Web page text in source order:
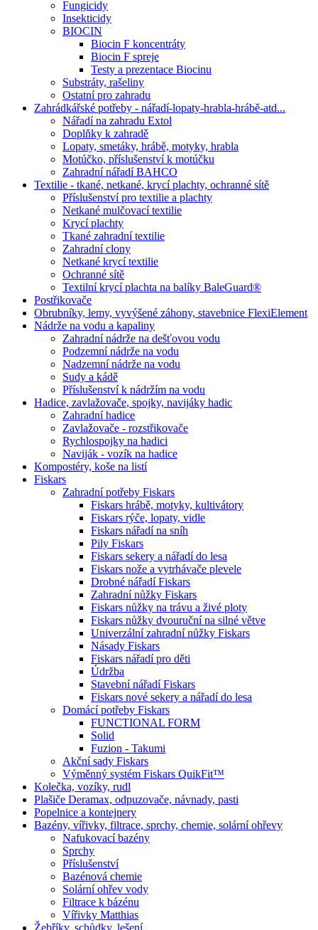
Fungicidy
Insekticidy
BIOCIN
Biocin F koncentráty
Biocin F spreje
Testy a prezentace Biocinu
Substráty, rašeliny
Ostatní pro zahradu
Zahrádkářské potřeby - nářadí-lopaty-hrabla-hrábě-atd...
Nářadí na zahradu Extol
Doplňky k zahradě
Lopaty, smetáky, hrábě, motyky, hrabla
Motúčko, příslušenství k motúčku
Zahradní nářadí BAHCO
Textilie - tkané, netkané, krycí plachty, ochranné sítě
Příslušenství pro textilie a plachty
Netkané mulčovací textilie
Krycí plachty
Tkané zahradní textilie
Zahradní clony
Netkané krycí textilie
Ochranné sítě
Textilní krycí plachta na balíky BaleGuard®
Postřikovače
Obrubníky, lemy, vyvýšené záhony, stavebnice FlexiElement
Nádrže na vodu a kapaliny
Zahradní nádrže na dešťovou vodu
Podzemní nádrže na vodu
Nadzemní nádrže na vodu
Sudy a kádě
Příslušenství k nádržím na vodu
Hadice, zavlažovače, spojky, navijáky hadic
Zahradní hadice
Zavlažovače - rozstřikovače
Rychlospojky na hadici
Naviják - vozík na hadice
Kompostéry, koše na listí
Fiskars
Zahradní potřeby Fiskars
Fiskars hrábě, motyky, kultivátory
Fiskars rýče, lopaty, vidle
Fiskars nářadí na sníh
Pily Fiskars
Fiskars sekery a nářadí do lesa
Fiskars nože a vytrhávače plevele
Drobné nářadí Fiskars
Zahradní nůžky Fiskars
Fiskars nůžky na trávu a živé ploty
Fiskars nůžky dvouruční na silné větve
Univerzální zahradní nůžky Fiskars
Násady Fiskars
Fiskars nářadí pro děti
Údržba
Stavební nářadí Fiskars
Fiskars nové sekery a nářadí do lesa
Domácí potřeby Fiskars
FUNCTIONAL FORM
Solid
Fuzion - Takumi
Akční sady Fiskars
Výměnný systém Fiskars QuikFit™
Kolečka, vozíky, rudl
Plašiče Deramax, odpuzovače, návnady, pasti
Popelnice a kontejnery
Bazény, vířivky, filtrace, sprchy, chemie, solární ohřevy
Nafukovací bazény
Sprchy
Příslušenství
Bazénová chemie
Solární ohřev vody
Filtrace k bázénu
Vířivky Matthias
Žebříky, schůdky, lešení